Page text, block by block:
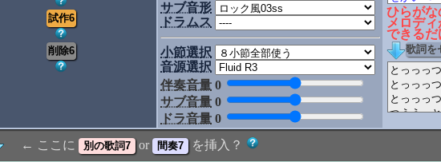
サブ音形
ドラムス
小節選択
音源選択
伴奏音量 0
サブ音量 0
ドラ音量 0
ひらがな
メロデ
できるだ
← ここに or
を挿入？